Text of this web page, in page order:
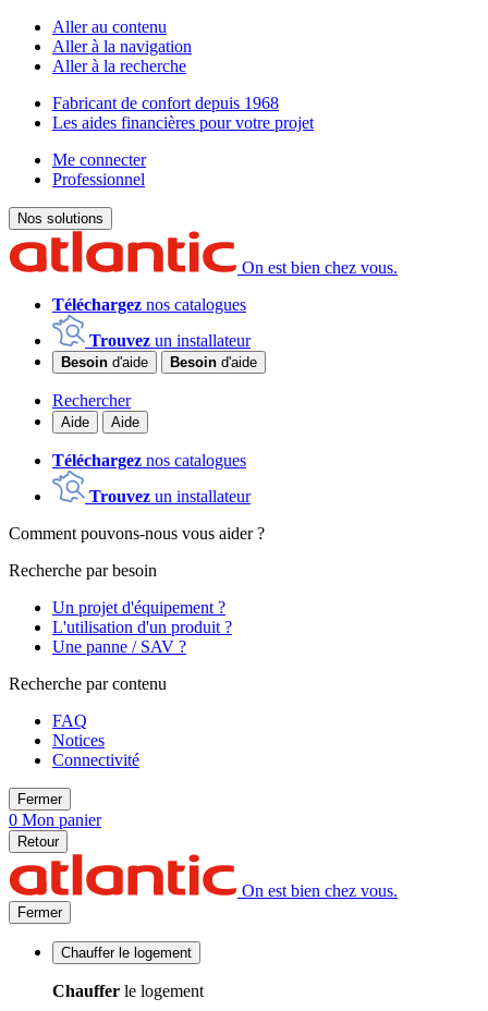
Aller au contenu
Aller à la navigation
Aller à la recherche
Fabricant de confort depuis 1968
Les aides financières pour votre projet
Me connecter
Professionnel
Nos solutions
On est bien chez vous.
Téléchargez nos catalogues
Trouvez un installateur
Besoin d'aide Besoin d'aide
Rechercher
Aide Aide
Téléchargez nos catalogues
Trouvez un installateur
Comment pouvons-nous vous aider ?
Recherche par besoin
Un projet d'équipement ?
L'utilisation d'un produit ?
Une panne / SAV ?
Recherche par contenu
FAQ
Notices
Connectivité
Fermer
0 Mon panier
Retour
On est bien chez vous.
Fermer
Chauffer le logement
Chauffer le logement